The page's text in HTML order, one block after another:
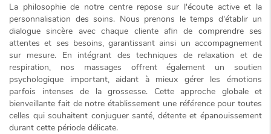
La philosophie de notre centre repose sur l'écoute active et la
personnalisation des soins. Nous prenons le temps d'établir un
dialogue sincère avec chaque cliente afin de comprendre ses
attentes et ses besoins, garantissant ainsi un accompagnement
sur mesure. En intégrant des techniques de relaxation et de
respiration, nos massages offrent également un soutien
psychologique important, aidant à mieux gérer les émotions
parfois intenses de la grossesse. Cette approche globale et
bienveillante fait de notre établissement une référence pour toutes
celles qui souhaitent conjuguer santé, détente et épanouissement
durant cette période délicate.